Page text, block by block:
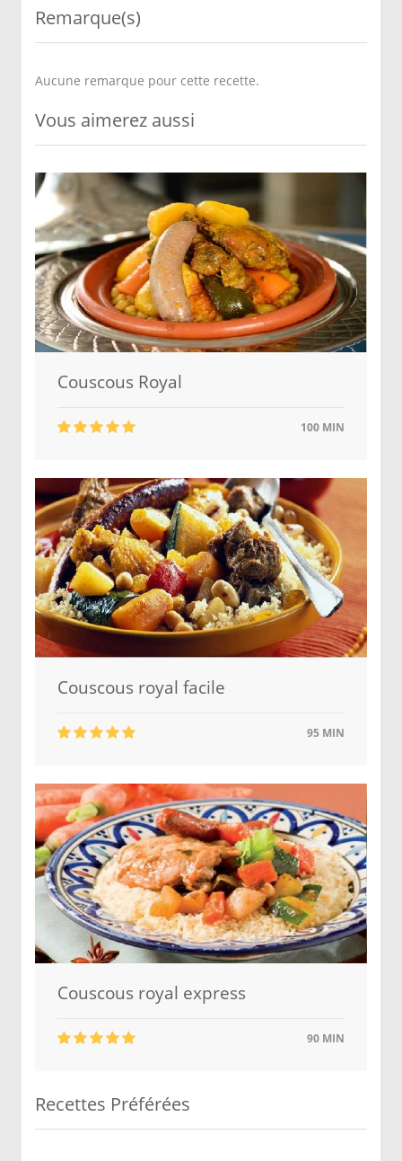
Remarque(s)
Aucune remarque pour cette recette.
Vous aimerez aussi
Couscous Royal
100 MIN
Couscous royal facile
95 MIN
Couscous royal express
90 MIN
Recettes Préférées